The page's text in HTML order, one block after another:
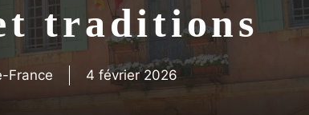
traditions
France 4 février 2026